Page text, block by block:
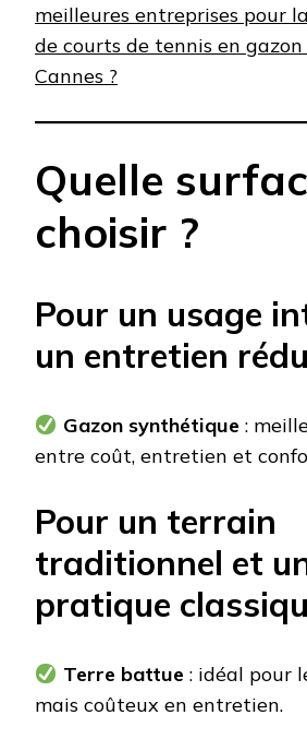
meilleures entreprises pour
de courts de tennis en
Cannes ?
Quelle
choisir ?
Pour un usage
un entretien
Gazon synthétique :
entre coût, entretien et
Pour un terrain
traditionnel et
pratique
Terre battue : idéal pour
mais coûteux en entretien.